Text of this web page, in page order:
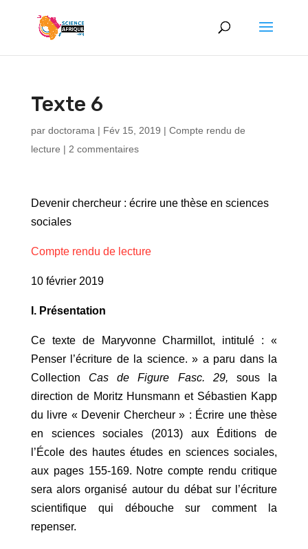
Texte 6
par doctorama | Fév 15, 2019 | Compte rendu de
lecture | 2 commentaires
Devenir chercheur : écrire une thèse en sciences
sociales
Compte rendu de lecture
10 février 2019
I. Présentation
Ce texte de Maryvonne Charmillot, intitulé : «
Penser l’écriture de la science. » a paru dans la
Collection
Cas de Figure Fasc. 29,
sous la
direction de Moritz Hunsmann et Sébastien Kapp
du livre « Devenir Chercheur » : Écrire une thèse
en sciences sociales (2013) aux Éditions de
l’École des hautes études en sciences sociales,
aux pages 155-169. Notre compte rendu critique
sera alors organisé autour du débat sur l’écriture
scientifique qui débouche sur comment la
repenser.